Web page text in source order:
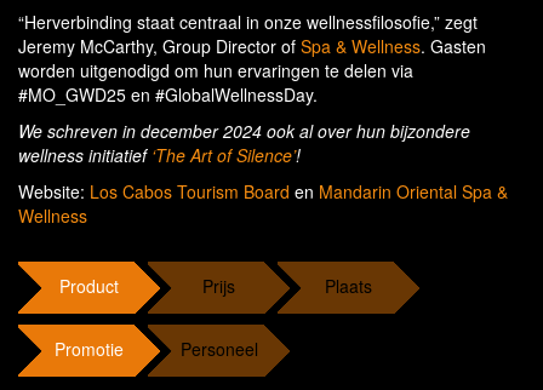
“Herverbinding staat centraal in onze wellnessfilosofie,” zegt
Jeremy McCarthy, Group Director of Spa & Wellness. Gasten
worden uitgenodigd om hun ervaringen te delen via
#MO_GWD25 en #GlobalWellnessDay.
We schreven in december 2024 ook al over hun bijzondere
wellness initiatief ‘The Art of Silence’!
Website: Los Cabos Tourism Board en Mandarin Oriental Spa &
Wellness
Product Prijs Plaats
Promotie Personeel